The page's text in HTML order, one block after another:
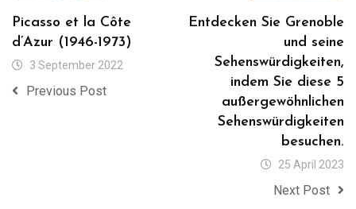
Picasso et la Côte
d’Azur (1946-1973)
3 September 2022
Previous Post
Entdecken Sie Grenoble
und seine
Sehenswürdigkeiten,
indem Sie diese 5
außergewöhnlichen
Sehenswürdigkeiten
besuchen.
25 April 2023
Next Post